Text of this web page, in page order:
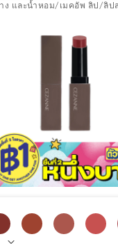
ง และน้ำหอม/ เมคอัพ ลิป /ลิป